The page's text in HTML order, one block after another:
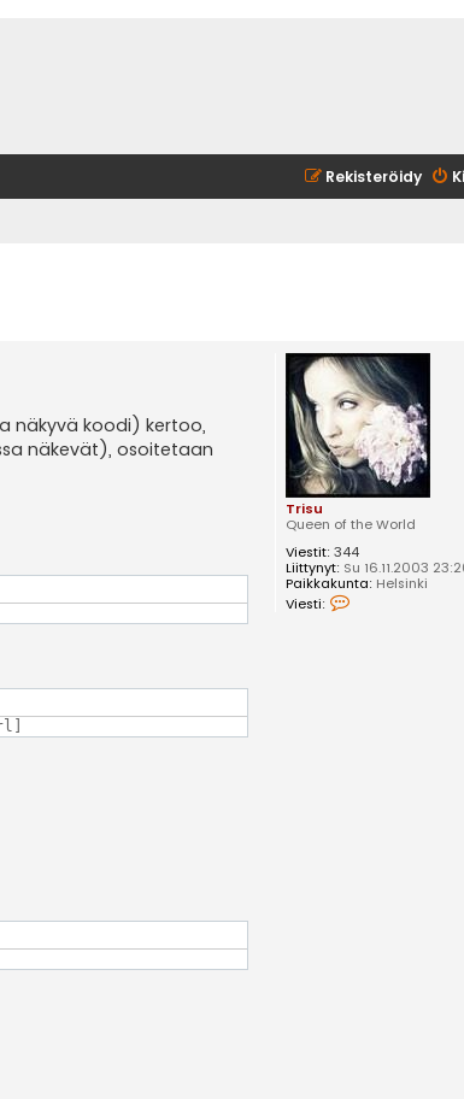
Rekisteröidy
Trisu
Queen of the World
Viestit: 344
Liittynyt: Su 16.11.2003
Paikkakunta: Helsinki
Viesti:
näkyvä koodi) kertoo,
näkevät), osoitetaan